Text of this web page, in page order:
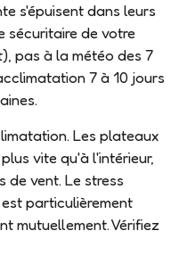
s'épuisent dans leurs
sécuritaire de votre
pas à la météo des 7
7 à 10 jours
. Les plateaux
vite qu'à l'intérieur,
de vent. Le stress
particulièrement
mutuellement. Vérifiez